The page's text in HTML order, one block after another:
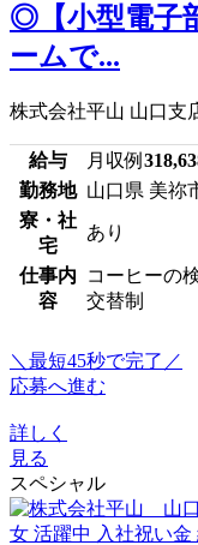
◎【小型電子
ームで...
株式会社平山 山口支
給与 月収例
勤務地 山口県 美祢
寮・社
宅
あり
仕事内
容
コーヒーの
交替制
＼最短45秒で完了／
応募へ進む
詳しく
見る
スペシャル